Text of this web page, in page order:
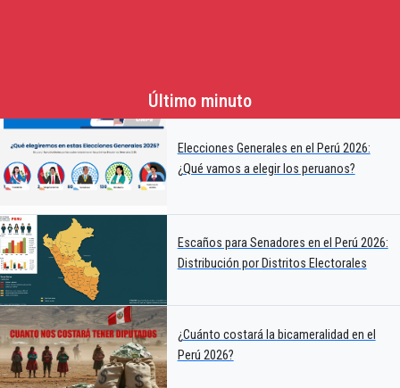
Último minuto
Elecciones Generales en el Perú 2026:
¿Qué vamos a elegir los peruanos?
Escaños para Senadores en el Perú 2026:
Distribución por Distritos Electorales
¿Cuánto costará la bicameralidad en el
Perú 2026?